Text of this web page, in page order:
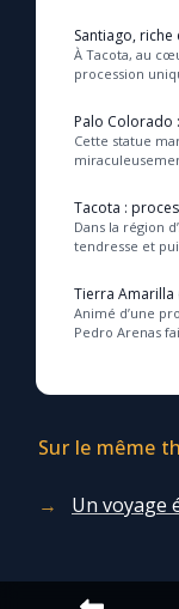
Santiago,
À Tacota, au
procession
Palo Colorado
Cette statue
Tacota :
Dans la région
tendresse et
Tierra Amarilla
Animé d’une
Pedro Arenas
Sur le même
Un voyage